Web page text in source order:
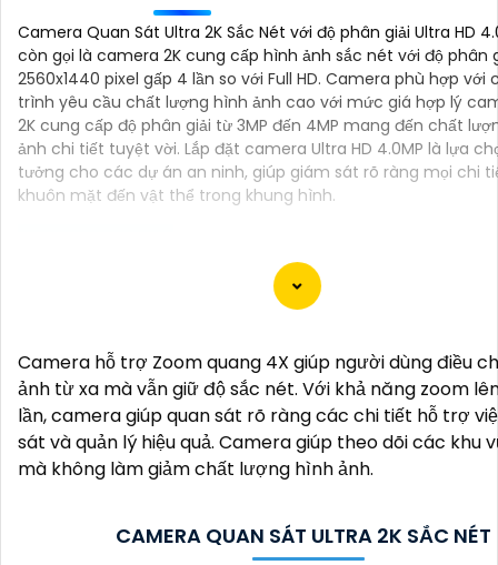
Camera Quan Sát Ultra 2K Sắc Nét với độ phân giải Ultra HD
còn gọi là camera 2K cung cấp hình ảnh sắc nét với độ phân
2560x1440 pixel gấp 4 lần so với Full HD. Camera phù hợp với
trình yêu cầu chất lượng hình ảnh cao với mức giá hợp lý
2K cung cấp độ phân giải từ 3MP đến 4MP mang đến chất
ảnh chi tiết tuyệt vời. Lắp đặt camera Ultra HD 4.0MP là lựa
tưởng cho các dự án an ninh, giúp giám sát rõ ràng mọi chi
khuôn mặt đến vật thể trong khung hình.
Dạ chào anh/chị, ở đây là một mẫu tư 141 để giới thiệu
"Chào anh/chị,
Bạn muốn nâng cao an toàn an ninh cho ngôi nhà
hàng của mình một cách hiệu quả và tiện lợi? Hãy đến
Camera 2K 4MP, giải pháp giám sát chất lượng cao
đang tìm kiếm.
sắc nét, rõ ràng và chi tiết. Bạn sẽ có thể quan sát mọi
xung quanh ngôi nhà hay cửa hàng của mình mọi lúc,
Camera hỗ trợ Zoom quang 4X giúp người dùng điều
ảnh từ xa mà vẫn giữ độ sắc nét. Với khả năng zoom
lần, camera giúp quan sát rõ ràng các chi tiết hỗ trợ
sát và quản lý hiệu quả. Camera giúp theo dõi các khu
mà không làm giảm chất lượng hình ảnh.
CAMERA QUAN SÁT ULTRA 2K SẮC NÉT